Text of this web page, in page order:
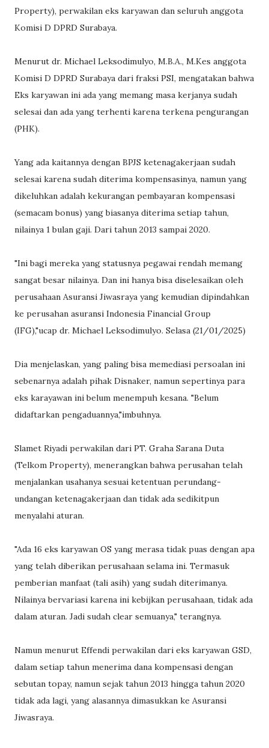
Property), perwakilan eks karyawan dan seluruh anggota
Komisi D DPRD Surabaya.
Menurut dr. Michael Leksodimulyo, M.B.A., M.Kes anggota
Komisi D DPRD Surabaya dari fraksi PSI, mengatakan bahwa
Eks karyawan ini ada yang memang masa kerjanya sudah
selesai dan ada yang terhenti karena terkena pengurangan
(PHK).
Yang ada kaitannya dengan BPJS ketenagakerjaan sudah
selesai karena sudah diterima kompensasinya, namun yang
dikeluhkan adalah kekurangan pembayaran kompensasi
(semacam bonus) yang biasanya diterima setiap tahun,
nilainya 1 bulan gaji. Dari tahun 2013 sampai 2020.
"Ini bagi mereka yang statusnya pegawai rendah memang
sangat besar nilainya. Dan ini hanya bisa diselesaikan oleh
perusahaan Asuransi Jiwasraya yang kemudian dipindahkan
ke perusahan asuransi Indonesia Financial Group
(IFG),"ucap dr. Michael Leksodimulyo. Selasa (21/01/2025)
Dia menjelaskan, yang paling bisa memediasi persoalan ini
sebenarnya adalah pihak Disnaker, namun sepertinya para
eks karayawan ini belum menempuh kesana. "Belum
didaftarkan pengaduannya,"imbuhnya.
Slamet Riyadi perwakilan dari PT. Graha Sarana Duta
(Telkom Property), menerangkan bahwa perusahan telah
menjalankan usahanya sesuai ketentuan perundang-
undangan ketenagakerjaan dan tidak ada sedikitpun
menyalahi aturan.
"Ada 16 eks karyawan OS yang merasa tidak puas dengan apa
yang telah diberikan perusahaan selama ini. Termasuk
pemberian manfaat (tali asih) yang sudah diterimanya.
Nilainya bervariasi karena ini kebijkan perusahaan, tidak ada
dalam aturan. Jadi sudah clear semuanya," terangnya.
Namun menurut Effendi perwakilan dari eks karyawan GSD,
dalam setiap tahun menerima dana kompensasi dengan
sebutan topay, namun sejak tahun 2013 hingga tahun 2020
tidak ada lagi, yang alasannya dimasukkan ke Asuransi
Jiwasraya.